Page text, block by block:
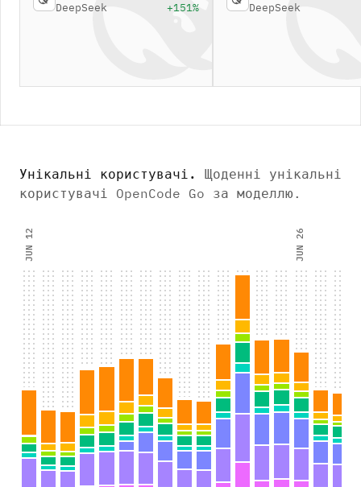
DeepSeek
+151%
DeepSeek
Унікальні користувачі .
Щоденні унікальні
користувачі OpenCode Go за моделлю.
JUN 12 JUN 26